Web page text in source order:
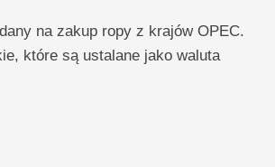
na zakup ropy z krajów OPEC.
które są ustalane jako waluta